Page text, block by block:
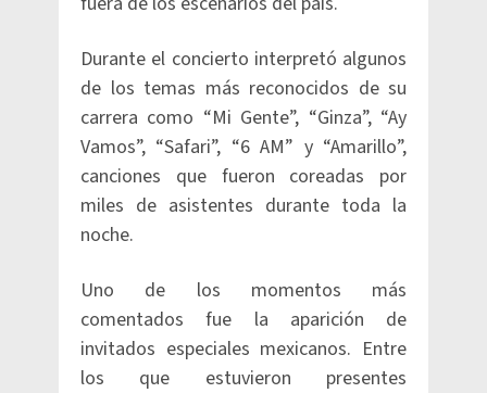
Durante el concierto interpretó algunos
de los temas más reconocidos de su
carrera como “Mi Gente”, “Ginza”, “Ay
Vamos”, “Safari”, “6 AM” y “Amarillo”,
canciones que fueron coreadas por
miles de asistentes durante toda la
noche.
Uno de los momentos más
comentados fue la aparición de
invitados especiales mexicanos. Entre
los que estuvieron presentes